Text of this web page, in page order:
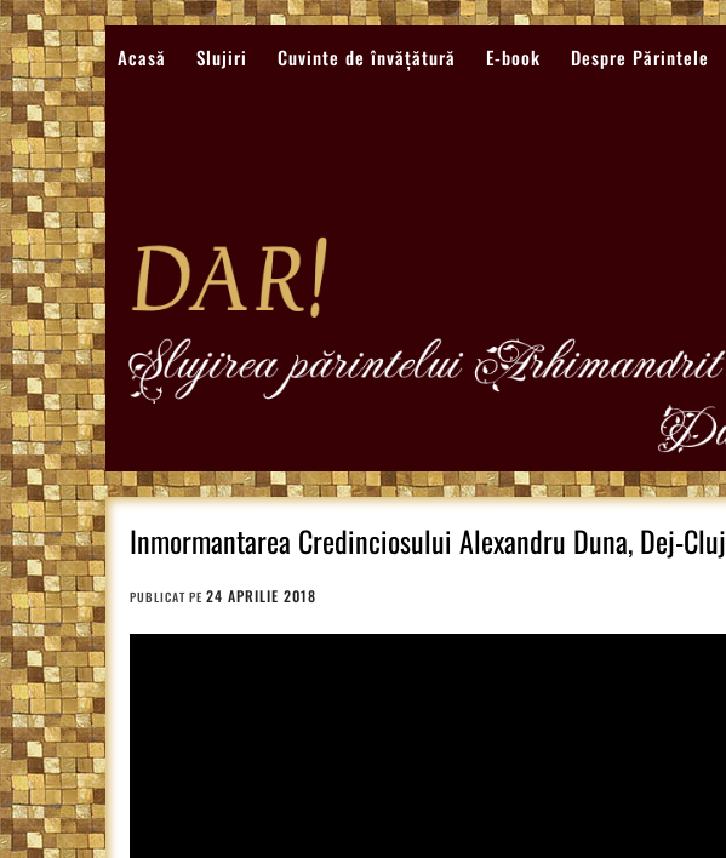
Sari
la
conținut
Acasă Slujiri Cuvinte de învățătură E-book Despre Părintele
Inmormantarea Credinciosului Alexandru Duna, Dej-Cluj
PUBLICAT PE 24 APRILIE 2018